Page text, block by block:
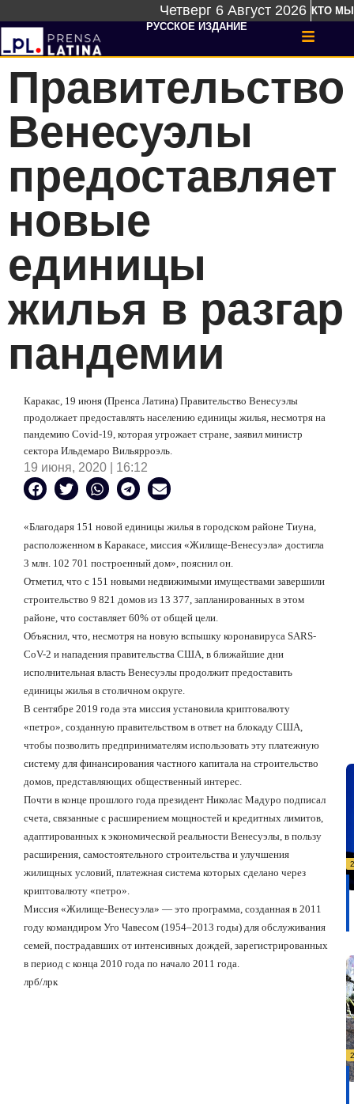
Четверг 6 Август 2026 КТО МЫ
РУССКОЕ ИЗДАНИЕ
Правительство
Венесуэлы
предоставляет
новые
единицы
жилья в разгар
пандемии
Каракас, 19 июня (Пренса Латина) Правительство Венесуэлы
продолжает предоставлять населению единицы жилья, несмотря на
пандемию Covid-19, которая угрожает стране, заявил министр
сектора Ильдемаро Вильярроэль.
19 июня, 2020 | 16:12
«Благодаря 151 новой единицы жилья в городском районе Тиуна,
расположенном в Каракасе, миссия «Жилище-Венесуэла» достигла
3 млн. 102 701 построенный дом», пояснил он.
Отметил, что с 151 новыми недвижимыми имуществами завершили
строительство 9 821 домов из 13 377, запланированных в этом
районе, что составляет 60% от общей цели.
Объяснил, что, несмотря на новую вспышку коронавируса SARS-
CoV-2 и нападения правительства США, в ближайшие дни
исполнительная власть Венесуэлы продолжит предоставить
единицы жилья в столичном округе.
В сентябре 2019 года эта миссия установила криптовалюту
«петро», созданную правительством в ответ на блокаду США,
чтобы позволить предпринимателям использовать эту платежную
систему для финансирования частного капитала на строительство
домов, представляющих общественный интерес.
Почти в конце прошлого года президент Николас Мадуро подписал
счета, связанные с расширением мощностей и кредитных лимитов,
адаптированных к экономической реальности Венесуэлы, в пользу
расширения, самостоятельного строительства и улучшения
жилищных условий, платежная система которых сделано через
криптовалюту «петро».
Миссия «Жилище-Венесуэла» — это программа, созданная в 2011
году командиром Уго Чавесом (1954–2013 годы) для обслуживания
семей, пострадавших от интенсивных дождей, зарегистрированных
в период с конца 2010 года по начало 2011 года.
лрб/лрк